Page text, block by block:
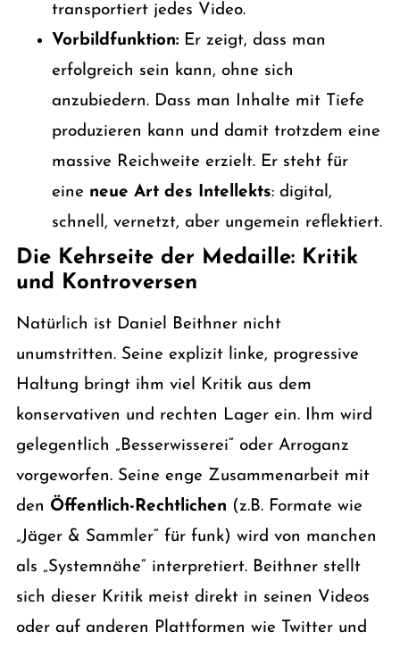
transportiert jedes Video.
Vorbildfunktion:Er zeigt, dass man
erfolgreich sein kann, ohne sich
anzubiedern. Dass man Inhalte mit Tiefe
produzieren kann und damit trotzdem eine
massive Reichweite erzielt. Er steht für
eine neue Art des Intellekts: digital,
schnell, vernetzt, aber ungemein reflektiert.
Die Kehrseite der Medaille: Kritik
und Kontroversen
Natürlich ist Daniel Beithner nicht
unumstritten. Seine explizit linke, progressive
Haltung bringt ihm viel Kritik aus dem
konservativen und rechten Lager ein. Ihm wird
gelegentlich „Besserwisserei“ oder Arroganz
vorgeworfen. Seine enge Zusammenarbeit mit
den Öffentlich-Rechtlichen (z.B. Formate wie
„Jäger & Sammler“ für funk) wird von manchen
als „Systemnähe“ interpretiert. Beithner stellt
sich dieser Kritik meist direkt in seinen Videos
oder auf anderen Plattformen wie Twitter und